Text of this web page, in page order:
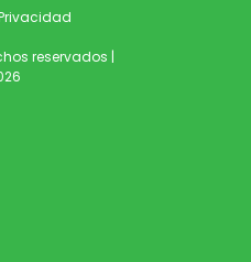
reservados |